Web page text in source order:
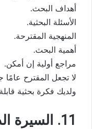
أهداف البحث.
الأسئلة البحثية.
المنهجية المقترحة.
أهمية البحث.
مراجع أولية إن أمكن.
لا تجعل المقترح
ولديك فكرة بحثية
11. السيرة الذاتية CV